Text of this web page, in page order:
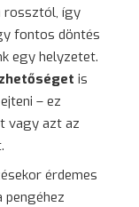
rossztól, így
fontos döntés
egy helyzetet.
is
– ez
vagy azt az
érdemes
pengéhez